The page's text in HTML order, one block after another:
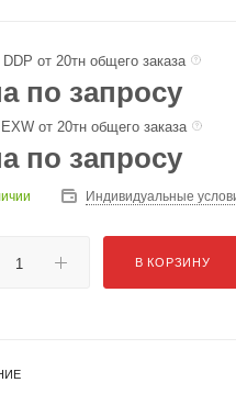
от 20тн общего заказа
по запросу
от 20тн общего заказа
по запросу
Индивидуальные
В КОРЗИНУ